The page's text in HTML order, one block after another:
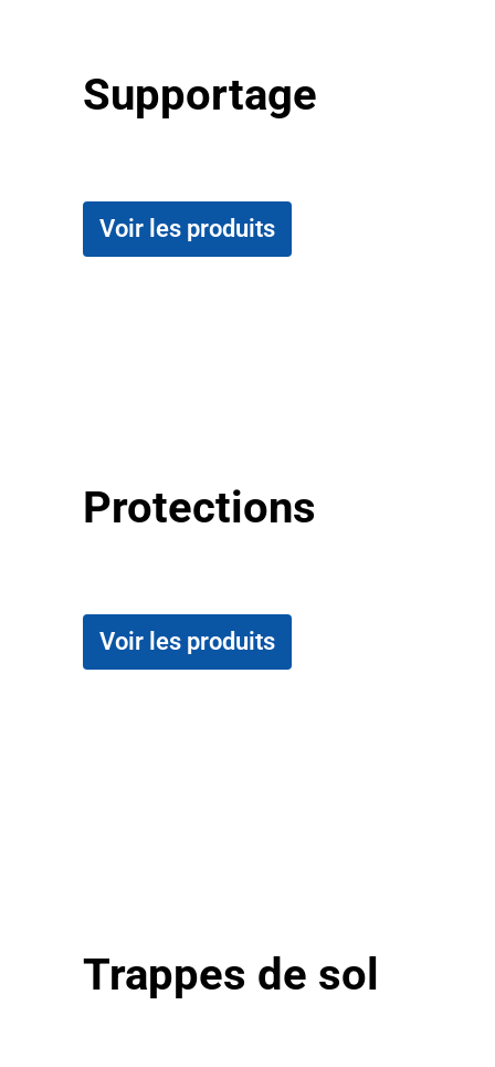
Supportage
Voir les produits
Protections
Voir les produits
Trappes de sol